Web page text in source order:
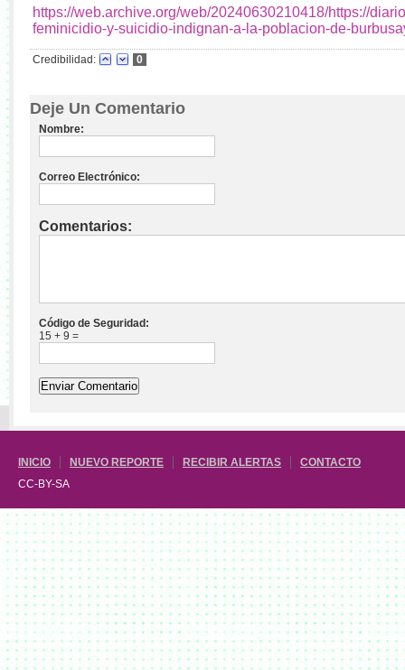
https://web.archive.org/web/20240630210418/https://
feminicidio-y-suicidio-indignan-a-la-poblacion-de-
Credibilidad: 0
Deje Un Comentario
Nombre:
Correo Electrónico:
Comentarios:
Código de Seguridad:
15 + 9 =
INICIO NUEVO REPORTE RECIBIR ALERTAS
CONTACTO
CC-BY-SA